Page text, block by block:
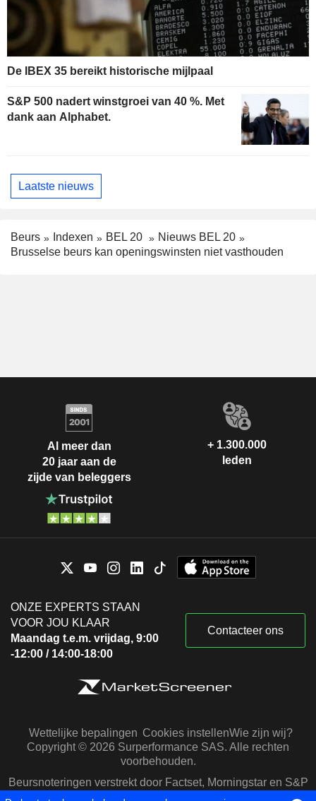
De IBEX 35 bereikt historische mijlpaal
S&P 500 nadert winstgroei van 40 %. Met
dank aan Alphabet.
Laatste nieuws
Beurs Indexen BEL 20
Nieuws BEL 20
Brusselse beurs kan openingswinsten niet vasthouden
Al meer dan
20 jaar aan de
zijde van beleggers
+ 1.300.000
leden
ONZE EXPERTS STAAN
VOOR JOU KLAAR
Maandag t.e.m. vrijdag, 9:00
-12:00 / 14:00-18:00
Contacteer ons
Wettelijke bepalingen Cookies instellenWie zijn wij?
Copyright © 2026 Surperformance SAS. Alle rechten
voorbehouden.
Beursnoteringen verstrekt door Factset, Morningstar en S&P
Capital IQ